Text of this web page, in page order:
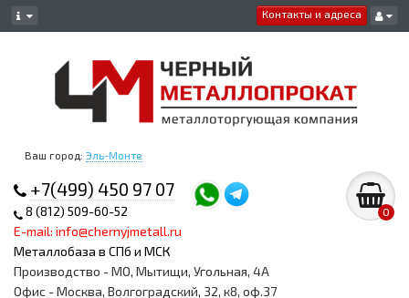
Контакты и адреса
Ваш город: Эль-Монте
+7(499) 450 97 07
8 (812) 509-60-52
E-mail: info@chernyjmetall.ru
Металлобаза в СПб и МСК
0
Производство - МО, Мытищи, Угольная, 4А
Офис - Москва, Волгоградский, 32, к8, оф.37